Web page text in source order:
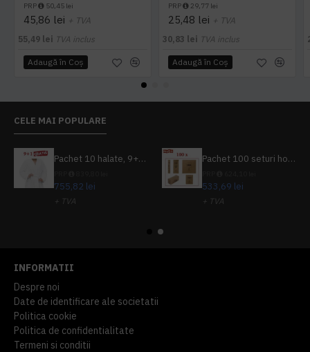
PRP 50,45 lei
45,86 lei + TVA
55,49 lei TVA inclus
Adaugă în Coş
PRP 29,77 lei
25,48 lei + TVA
30,83 lei TVA inclus
Adaugă în Coş
CELE MAI POPULARE
Pachet 10 halate, 9+1 gratuit
755,82 lei
+ TVA
Pachet 100 seturi hoteliere, set dentar, set barbierit, casca de dus, pila unghii, set cusut
533,69 lei
+ TVA
INFORMATII
Despre noi
Date de identificare ale societatii
Politica cookie
Politica de confidentialitate
Termeni si conditii